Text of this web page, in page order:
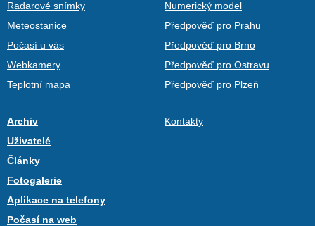
Radarové snímky
Meteostanice
Počasí u vás
Webkamery
Teplotní mapa
Numerický model
Předpověď pro Prahu
Předpověď pro Brno
Předpověď pro Ostravu
Předpověď pro Plzeň
Archiv
Uživatelé
Články
Fotogalerie
Aplikace na telefony
Počasí na web
Kontakty